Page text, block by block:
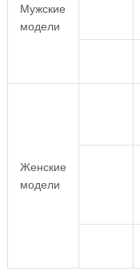
Мужские
модели
Женские
модели